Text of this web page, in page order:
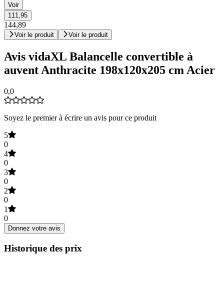
Voir
111,95
144,89
Voir le produit Voir le produit
Avis vidaXL Balancelle convertible à
auvent Anthracite 198x120x205 cm Acier
0,0
Soyez le premier à écrire un avis pour ce produit
5
0
4
0
3
0
2
0
1
0
Donnez votre avis
Historique des prix